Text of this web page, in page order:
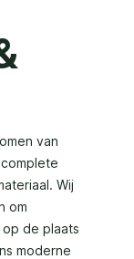
van
Wij
om
de plaats
moderne